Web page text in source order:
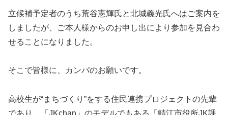
立候補予定者のうち荒谷憲輝氏と北城義光氏へはご案内を
しましたが、ご本人様からのお申し出により参加を見合わ
せることになりました。
そこで皆様に、カンパのお願いです。
高校生が“まちづくり”をする住民連携プロジェクトの先輩